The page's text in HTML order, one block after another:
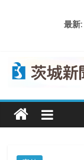
ッ
最新:
茨
城